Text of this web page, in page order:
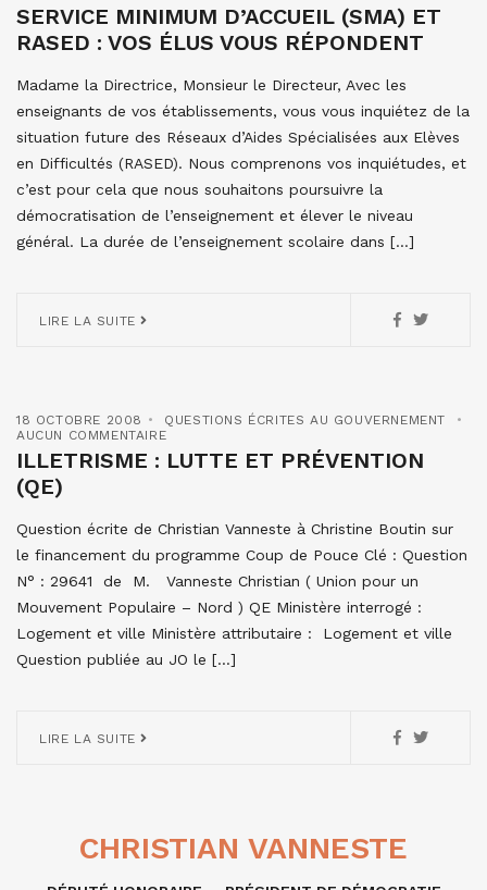
SERVICE MINIMUM D’ACCUEIL (SMA) ET
RASED : VOS ÉLUS VOUS RÉPONDENT
Madame la Directrice, Monsieur le Directeur, Avec les
enseignants de vos établissements, vous vous inquiétez de la
situation future des Réseaux d’Aides Spécialisées aux Elèves
en Difficultés (RASED). Nous comprenons vos inquiétudes, et
c’est pour cela que nous souhaitons poursuivre la
démocratisation de l’enseignement et élever le niveau
général. La durée de l’enseignement scolaire dans […]
LIRE LA SUITE
18 OCTOBRE 2008
QUESTIONS ÉCRITES AU GOUVERNEMENT
AUCUN COMMENTAIRE
ILLETRISME : LUTTE ET PRÉVENTION
(QE)
Question écrite de Christian Vanneste à Christine Boutin sur
le financement du programme Coup de Pouce Clé : Question
N° : 29641 de M. Vanneste Christian ( Union pour un
Mouvement Populaire – Nord ) QE Ministère interrogé :
Logement et ville Ministère attributaire : Logement et ville
Question publiée au JO le […]
LIRE LA SUITE
CHRISTIAN VANNESTE